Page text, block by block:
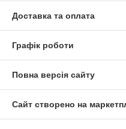
Доставка та оплата
Графік роботи
Повна версія сайту
Сайт створено на